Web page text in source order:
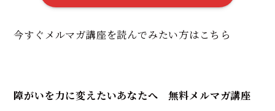
今すぐメルマガ講座を読んでみたい方はこちら
障がいを力に変えたいあなたへ 無料メルマガ講座